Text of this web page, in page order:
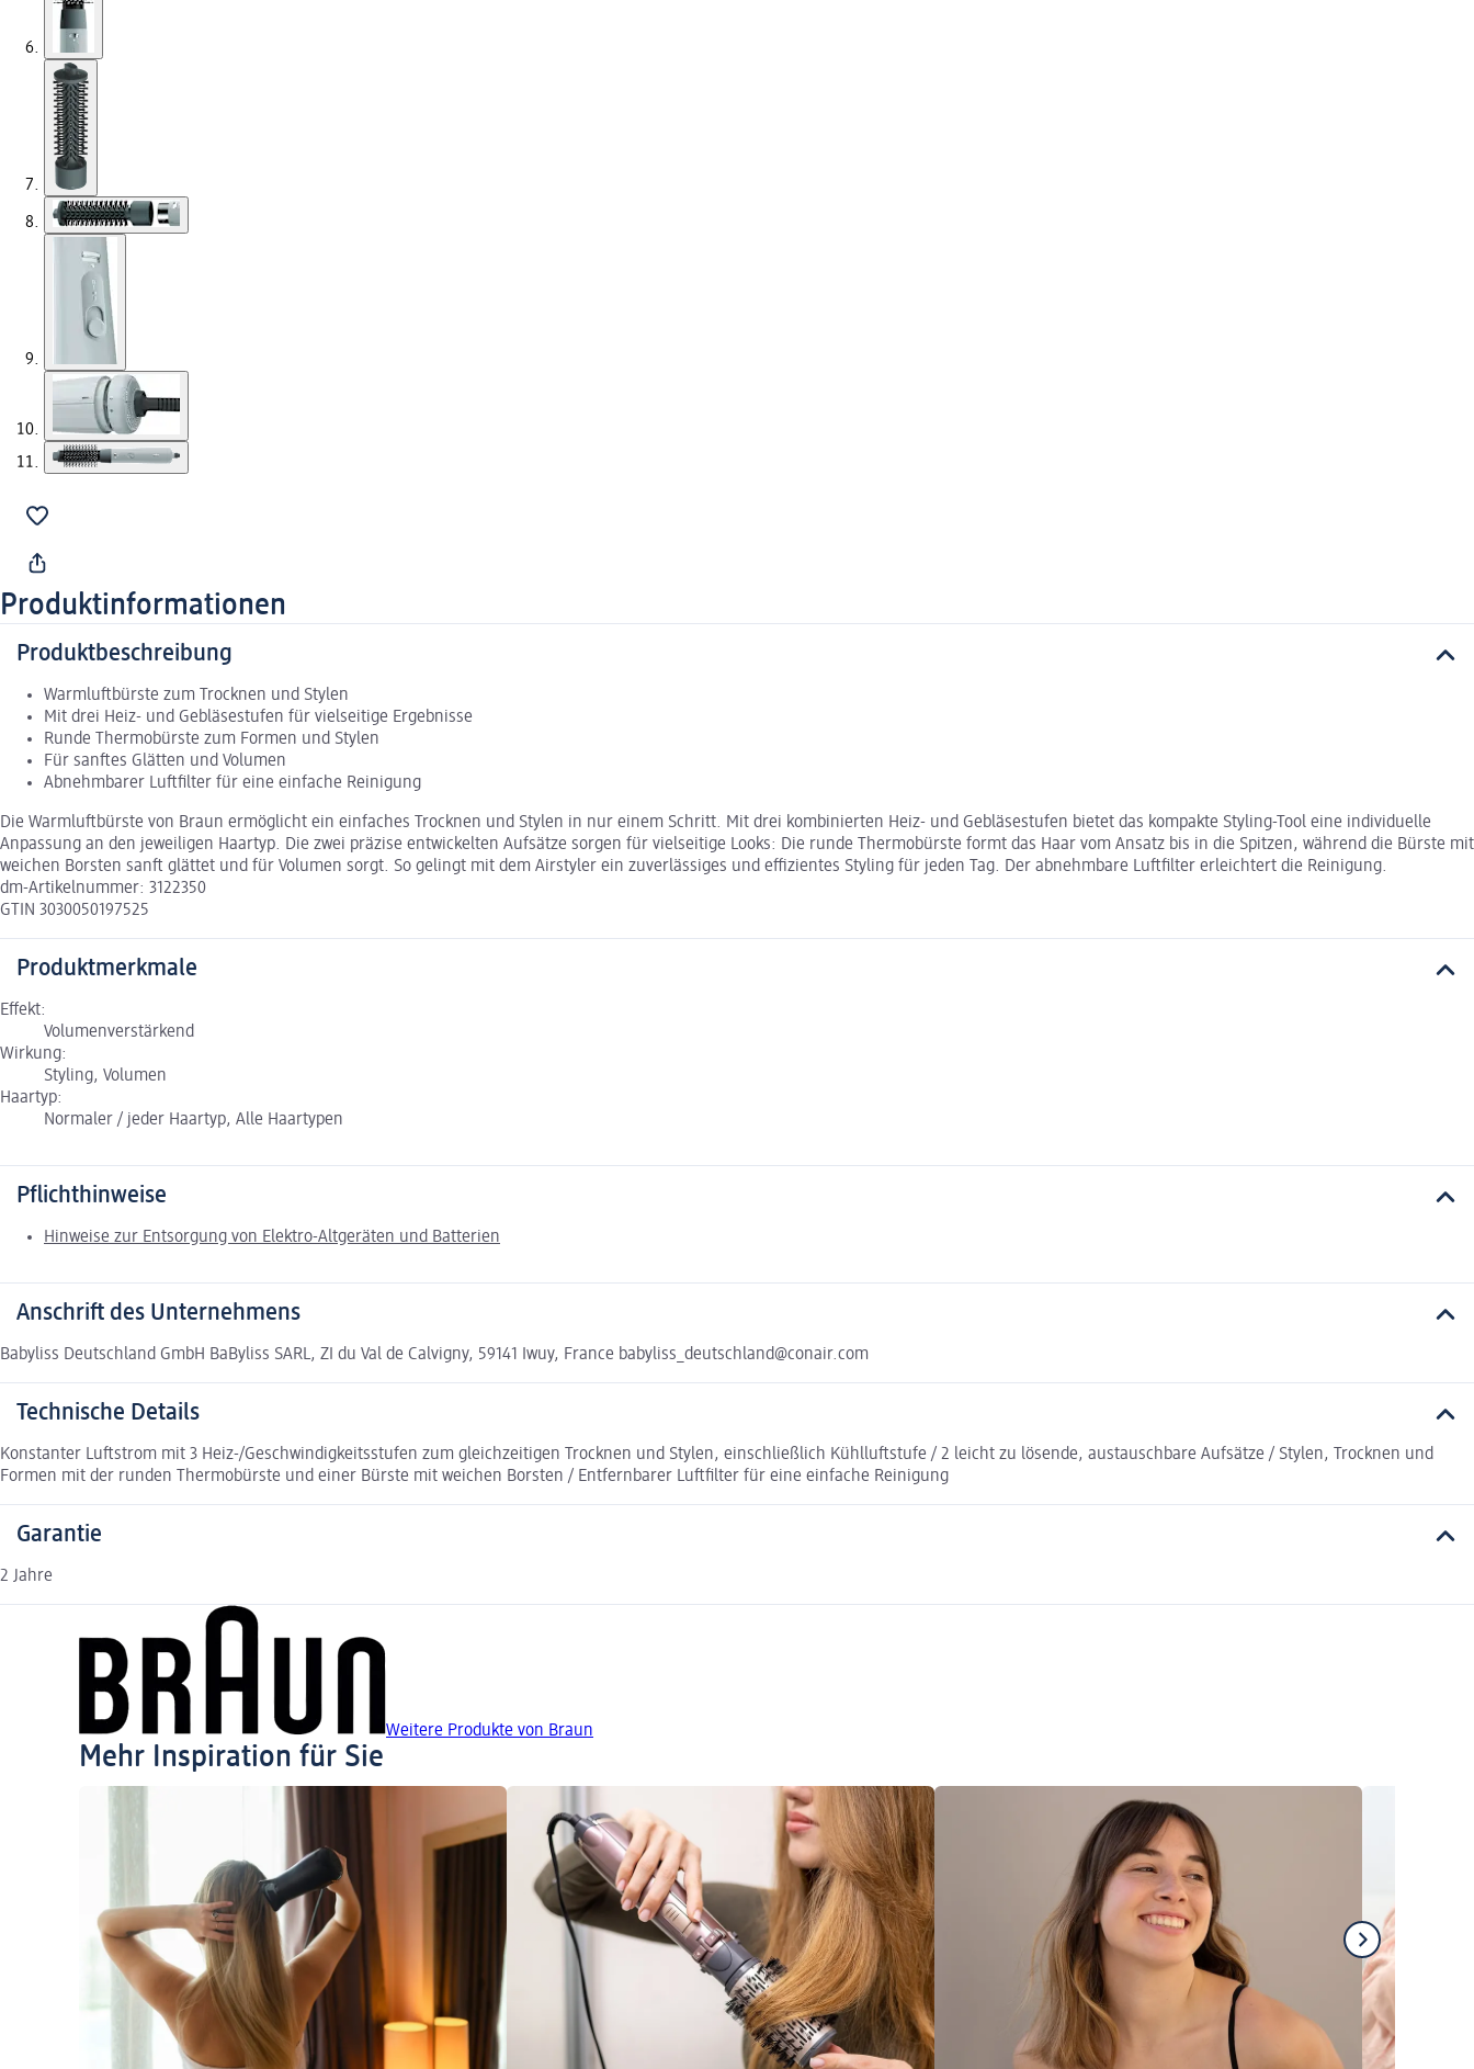
Produktinformationen
Produktbeschreibung
Warmluftbürste zum Trocknen und Stylen
Mit drei Heiz- und Gebläsestufen für vielseitige Ergebnisse
Runde Thermobürste zum Formen und Stylen
Für sanftes Glätten und Volumen
Abnehmbarer Luftfilter für eine einfache Reinigung
Die Warmluftbürste von Braun ermöglicht ein einfaches Trocknen und Stylen in nur einem Schritt. Mit drei kombinierten Heiz- und Gebläsestufen bietet das kompakte Styling-Tool eine individuelle
Anpassung an den jeweiligen Haartyp. Die zwei präzise entwickelten Aufsätze sorgen für vielseitige Looks: Die runde Thermobürste formt das Haar vom Ansatz bis in die Spitzen, während die Bürste mit
weichen Borsten sanft glättet und für Volumen sorgt. So gelingt mit dem Airstyler ein zuverlässiges und effizientes Styling für jeden Tag. Der abnehmbare Luftfilter erleichtert die Reinigung.
dm-Artikelnummer: 3122350
GTIN 3030050197525
Produktmerkmale
Effekt:
Volumenverstärkend
Wirkung:
Styling, Volumen
Haartyp:
Normaler / jeder Haartyp, Alle Haartypen
Pflichthinweise
Hinweise zur Entsorgung von Elektro-Altgeräten und Batterien
Anschrift des Unternehmens
Babyliss Deutschland GmbH BaByliss SARL, ZI du Val de Calvigny, 59141 Iwuy, France babyliss_deutschland@conair.com
Technische Details
Konstanter Luftstrom mit 3 Heiz-/Geschwindigkeitsstufen zum gleichzeitigen Trocknen und Stylen, einschließlich Kühlluftstufe / 2 leicht zu lösende, austauschbare Aufsätze / Stylen, Trocknen und
Formen mit der runden Thermobürste und einer Bürste mit weichen Borsten / Entfernbarer Luftfilter für eine einfache Reinigung
Garantie
2 Jahre
Weitere Produkte von Braun
Mehr Inspiration für Sie